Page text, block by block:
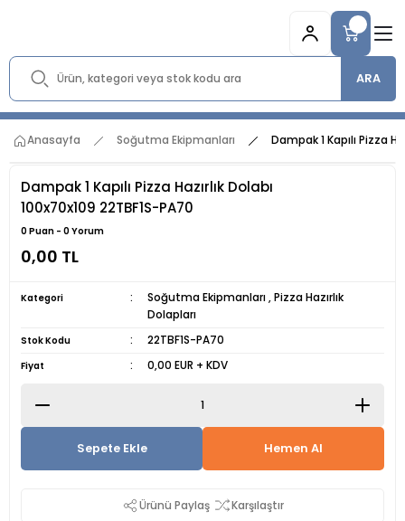
ARA
Anasayfa Soğutma Ekipmanları Dampak 1 Kapılı Pizza
Dampak 1 Kapılı Pizza Hazırlık Dolabı
100x70x109 22TBF1S-PA70
0 Puan - 0 Yorum
0,00 TL
Kategori Soğutma Ekipmanları ,Pizza Hazırlık
Dolapları
Stok Kodu 22TBF1S-PA70
Fiyat 0,00 EUR + KDV
Sepete Ekle Hemen Al
Ürünü Paylaş Karşılaştır